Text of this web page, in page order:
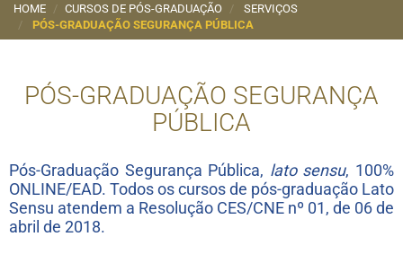
HOME CURSOS DE PÓS-GRADUAÇÃO
SERVIÇOS
PÓS-GRADUAÇÃO SEGURANÇA PÚBLICA
PÓS-GRADUAÇÃO SEGURANÇA
PÚBLICA
Pós-Graduação Segurança Pública, lato sensu, 100%
ONLINE/EAD. Todos os cursos de pós-graduação Lato
Sensu atendem a Resolução CES/CNE nº 01, de 06 de
abril de 2018.